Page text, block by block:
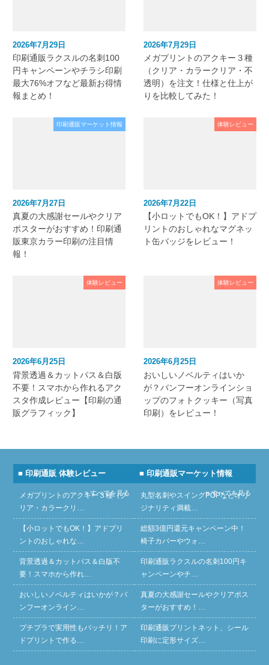
2026年7月29日
印刷通販ラクスルの名刺100
円キャンペーンやチラシ印刷
最大76%オフなど最新お得情
報まとめ！
2026年7月29日
メガプリントのアクキー３種
（クリア・カラークリア・不
透明）を注文！仕様と仕上が
りを比較してみた！
印刷通販マーケット情報
2026年7月27日
真夏の大感謝セールやクリア
ポスターがおすすめ！印刷通
販東京カラー印刷の注目情
報！
体験レビュー
2026年7月22日
【小ロットでもOK！】アドプ
リントのおしゃれなマグネッ
ト缶バッジをレビュー！
体験レビュー
2026年6月25日
背景透過＆カットパス＆白版
不要！スマホから作れるアク
スタ作成レビュー【印刷の通
販グラフィック】
体験レビュー
2026年6月25日
おいしいノベルティはいか
が？バンフーオンラインショ
ップのフォトクッキー（写真
印刷）をレビュー！
■ 印刷通販 体験レビュー
» すべてを見る
メガプリントのアクキー３種（ク
リア・カラークリ…
【小ロットでもOK！】アドプリ
ントのおしゃれな…
背景透過＆カットパス＆白版不
要！スマホから作れ…
おいしいノベルティはいかが？バ
ンフーオンライン…
プチプラで実用性もバッチリ！ア
ドプリントで作る…
■ 印刷通販マーケット情報
» すべてを見る
丸型名刺やスイングPOPなどオリ
ジナリティ満載…
総額3億円還元キャンペーン中！
椅子カバーやウォ…
印刷通販ラクスルの名刺100円キ
ャンペーンやチ…
真夏の大感謝セールやクリアポス
ターがおすすめ！…
印刷通販プリントネット、シール
印刷に定形サイズ…